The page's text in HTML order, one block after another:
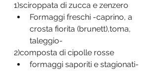
1)sciroppata di zucca e zenzero
Formaggi freschi -caprino, a
crosta fiorita (brunett),toma,
taleggio-
2)composta di cipolle rosse
formaggi saporiti e stagionati-